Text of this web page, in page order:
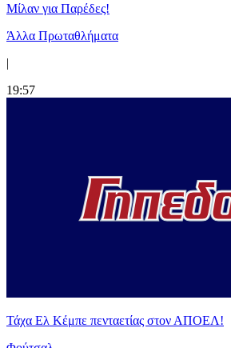
Μίλαν για Παρέδες!
Άλλα Πρωταθλήματα
|
19:57
Τάχα Ελ Κέμπε πενταετίας στον ΑΠΟΕΛ!